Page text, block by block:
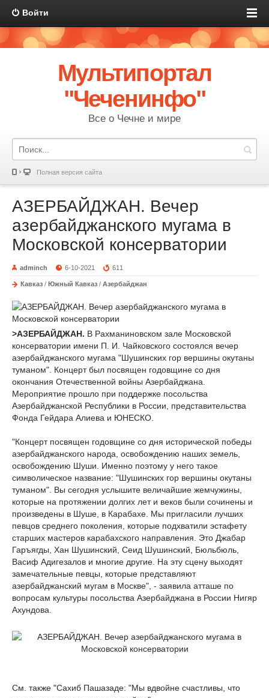
Войти
Мультипортал
"Чеченинфо"
Все о Чечне и мире
Полная версия сайта
АЗЕРБАЙДЖАН. Вечер
азербайджанского мугама в
Московской консерватории
adminch 6-10-2021 611
Кавказ / Южный Кавказ / Азербайджан
>АЗЕРБАЙДЖАН. В Рахманиновском зале Московской
консерватории имени П. И. Чайковского состоялся вечер
азербайджанского мугама "Шушинских гор вершины окутаны
туманом". Концерт был посвящен годовщине со дня
окончания Отечественной войны Азербайджана.
Мероприятие прошло при поддержке посольства
Азербайджанской Республики в России, представительства
Фонда Гейдара Алиева и ЮНЕСКО.
"Концерт посвящен годовщине со дня исторической победы
азербайджанского народа, освобождению наших земель,
освобождению Шуши. Именно поэтому у него такое
символическое название: "Шушинских гор вершины окутаны
туманом". Вы сегодня услышите величайшие жемчужины,
которые на протяжении долгих лет и веков были сочинены и
произведены в Шуше, в Карабахе. Мы пригласили лучших
певцов среднего поколения, которые подхватили эстафету
старших мастеров карабахского направления. Это Джабар
Гаръягды, Хан Шушинский, Сеид Шушинский, Бюльбюль,
Васиф Адигезалов и многие другие. На эту сцену выходят
замечательные певцы, которые представляют
азербайджанский мугам в Москве", - заявила атташе по
вопросам культуры посольства Азербайджана в России Нигяр
Ахундова.
См. также "Сахиб Пашазаде: "Мы вдвойне счастливы, что